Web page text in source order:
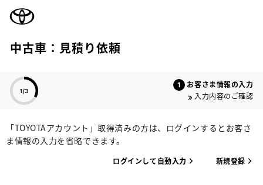
中古車：見積り依頼
お客さま情報の入力
入力内容のご確認
「TOYOTAアカウント」取得済みの方は、ログインするとお客さ
ま情報の入力を省略できます。
ログインして自動入力 新規登録